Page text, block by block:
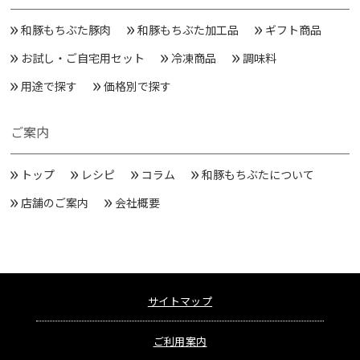
和豚もちぶた豚肉 和豚もちぶた加工品
ギフト商品
お試し・ご自宅用セット
冷凍商品
調味料
用途で探す
価格別で探す
ご案内
トップ レシピ コラム
和豚もちぶたについて
店舗のご案内
会社概要
サイトマップ
ご利用案内